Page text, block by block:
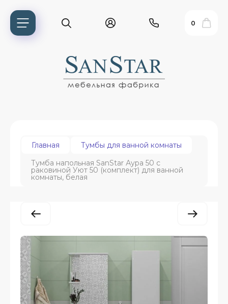
0
Главная
Тумбы для ванной комнаты
Тумба напольная SanStar Аура 50 с
раковиной Уют 50 (комплект) для ванной
комнаты, белая